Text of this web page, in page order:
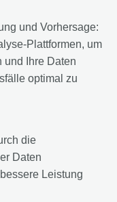
und Vorhersage:
Plattformen, um
und Ihre Daten
optimal zu
die
Daten
Leistung